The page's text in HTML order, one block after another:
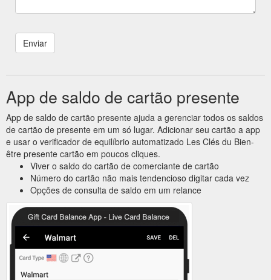
App de saldo de cartão presente
App de saldo de cartão presente ajuda a gerenciar todos os saldos
de cartão de presente em um só lugar. Adicionar seu cartão a app
e usar o verificador de equilíbrio automatizado Les Clés du Bien-
être presente cartão em poucos cliques.
Viver o saldo do cartão de comerciante de cartão
Número do cartão não mais tendencioso digitar cada vez
Opções de consulta de saldo em um relance